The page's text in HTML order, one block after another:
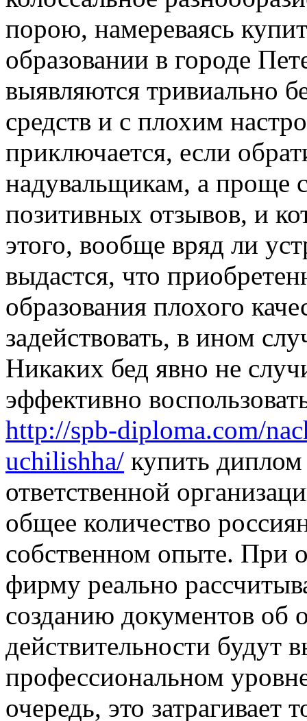
порою, намереваясь
образовании в городе
выявляются тривиально
средств и с плохим
приключается, если
надувальщикам, а проще
позитивных отзывов, и
этого, вообще вряд ли
выдастся, что
образования плохого
задействовать, в ином
Никаких бед явно не
эффективно
http://spb-diploma.com/
uchilishha/ купить
ответственной
общее количество
собственном опыте. При
фирму реально
созданию документов об
действительности будут
профессиональном
очередь, это затрагивает